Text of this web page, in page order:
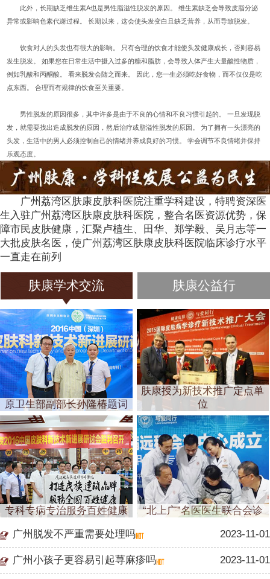
此外，长期缺乏维生素A也是男性脂溢性脱发的原因。 维生素缺乏会导致皮脂分泌
异常或影响色素代谢过程。 长期以来，这会使头发变白且缺乏营养，从而导致脱发。
饮食对人的头发也有很大的影响。 只有合理的饮食才能使头发健康成长，否则容易
发生脱发。 如果您在日常生活中摄入过多的糖和脂肪，会导致人体产生大量酸性物质，
例如乳酸和丙酮酸。 看来脱发会随之而来。 因此，您一生必须吃好食物，而不仅仅是吃
点东西。 合理而有规律的饮食至关重要。
男性脱发的原因很多，其中许多是由于不良的心情和不良习惯引起的。 一旦发现脱
发，就需要找出造成脱发的原因，然后治疗或脂溢性脱发的原因。 为了拥有一头漂亮的
头发，生活中的男人必须控制自己的情绪并养成良好的习惯。 学会调节不良情绪并保持
乐观态度。
广州荔湾区肤康皮肤科医院注重学科建设，特聘资深医
生入驻广州荔湾区肤康皮肤科医院，整合名医资源优势，保
障市民皮肤健康，汇聚卢植生、田华、郑学毅、吴月志等一
大批皮肤名医，使广州荔湾区肤康皮肤科医院临床诊疗水平
一直走在前列
肤康学术交流 肤康公益行
原卫生部副部长孙隆椿题词
肤康授为新技术推广定点单
位
专科专病专治服务百姓健康 “北上广”名医医生联合会诊
广州脱发不严重需要处理吗 2023-11-01
广州小孩子更容易引起荨麻疹吗 2023-11-01